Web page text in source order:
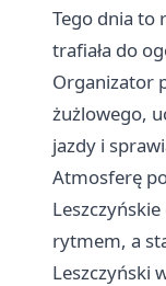
Tego dnia to
trafiała do
Organizator
żużlowego,
jazdy i
Atmosferę
rytmem, a
Leszczyński